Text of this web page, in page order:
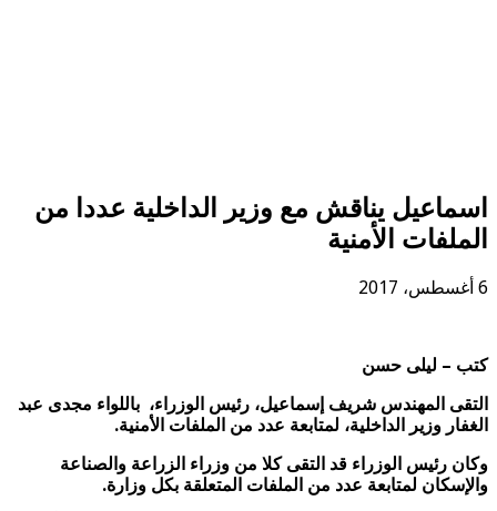
اسماعيل يناقش مع وزير الداخلية عددا من
الملفات الأمنية
6 أغسطس، 2017
كتب – ليلى حسن
التقى المهندس شريف إسماعيل، رئيس الوزراء، باللواء مجدى عبد
الغفار وزير الداخلية، لمتابعة عدد من الملفات الأمنية.
وكان رئيس الوزراء قد التقى كلا من وزراء الزراعة والصناعة
والإسكان لمتابعة عدد من الملفات المتعلقة بكل وزارة.